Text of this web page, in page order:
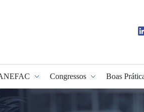
Congressos Boas